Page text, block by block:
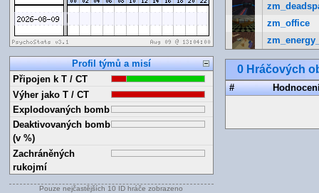
Profil týmů a misí
Připojen k T / CT
Výher jako T / CT
Explodovaných bomb
Deaktivovaných bomb
(v %)
Zachráněných
rukojmí
Pouze nejčastějších 10 ID hráče zobrazeno
zm_office
0 Hráčových
#